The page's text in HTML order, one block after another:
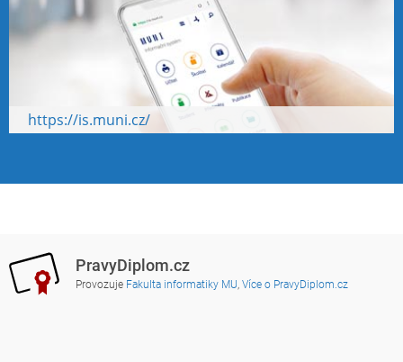
https://is.muni.cz/
PravyDiplom.cz
Provozuje Fakulta informatiky MU, Více o PravyDiplom.cz